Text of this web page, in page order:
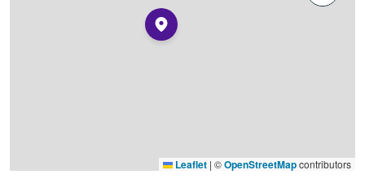
Leaflet | ©OpenStreetMapcontributors